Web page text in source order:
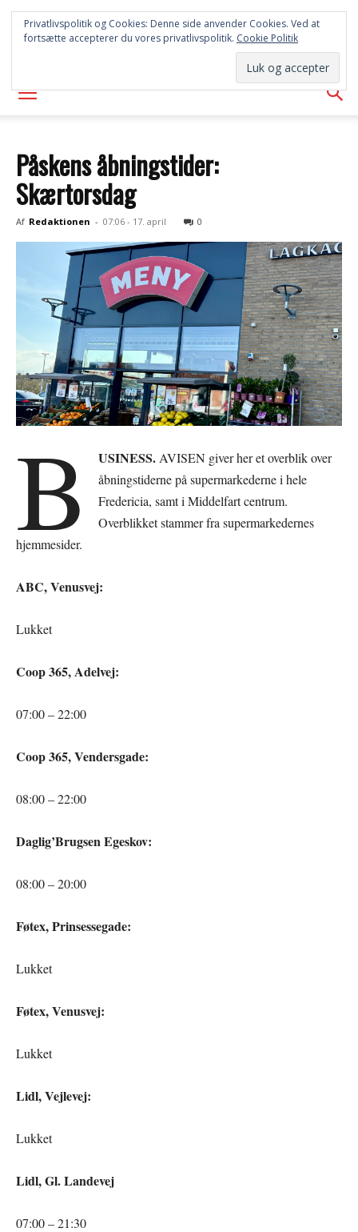
SYD
AVISEN
Påskens åbningstider:
Skærtorsdag
Af Redaktionen - 07:06 - 17. april 0
B USINESS. AVISEN giver her et overblik over
åbningstiderne på supermarkederne i hele
Fredericia, samt i Middelfart centrum.
Overblikket stammer fra supermarkedernes
hjemmesider.
ABC, Venusvej:
Lukket
Coop 365, Adelvej:
07:00 – 22:00
Coop 365, Vendersgade:
08:00 – 22:00
Daglig’Brugsen Egeskov:
08:00 – 20:00
Føtex, Prinsessegade:
Lukket
Føtex, Venusvej:
Lukket
Lidl, Vejlevej:
Lukket
Lidl, Gl. Landevej
07:00 – 21:30
Privatlivspolitik og Cookies: Denne side anvender Cookies. Ved at
fortsætte accepterer du vores privatlivspolitik. Cookie Politik